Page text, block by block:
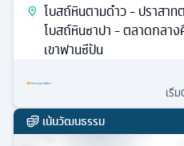
โบสถ์หินตามด๋าว - ปราสา
โบสถ์หินซาปา - ตลาดกลา
เขาฟานซีปัน
เริ่
เน้นวัฒนธรรม